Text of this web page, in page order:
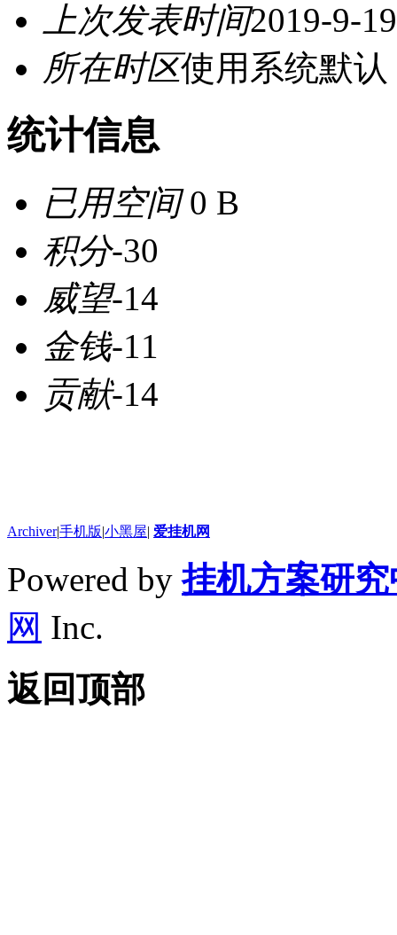
上次发表时间2019-9-
所在时区使用系统默认
统计信息
已用空间0 B
积分-30
威望-14
金钱-11
贡献-14
Archiver|手机版|小黑屋| 爱挂机网
Powered by挂机方案研
网 Inc.
返回顶部